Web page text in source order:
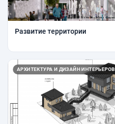
Развитие территории
АРХИТЕКТУРА И ДИЗАЙН ИНТЕРЬЕРОВ